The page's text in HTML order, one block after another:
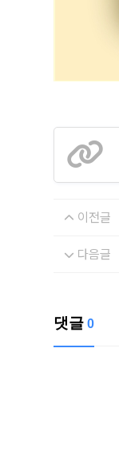
이전글
다음글
댓글 0